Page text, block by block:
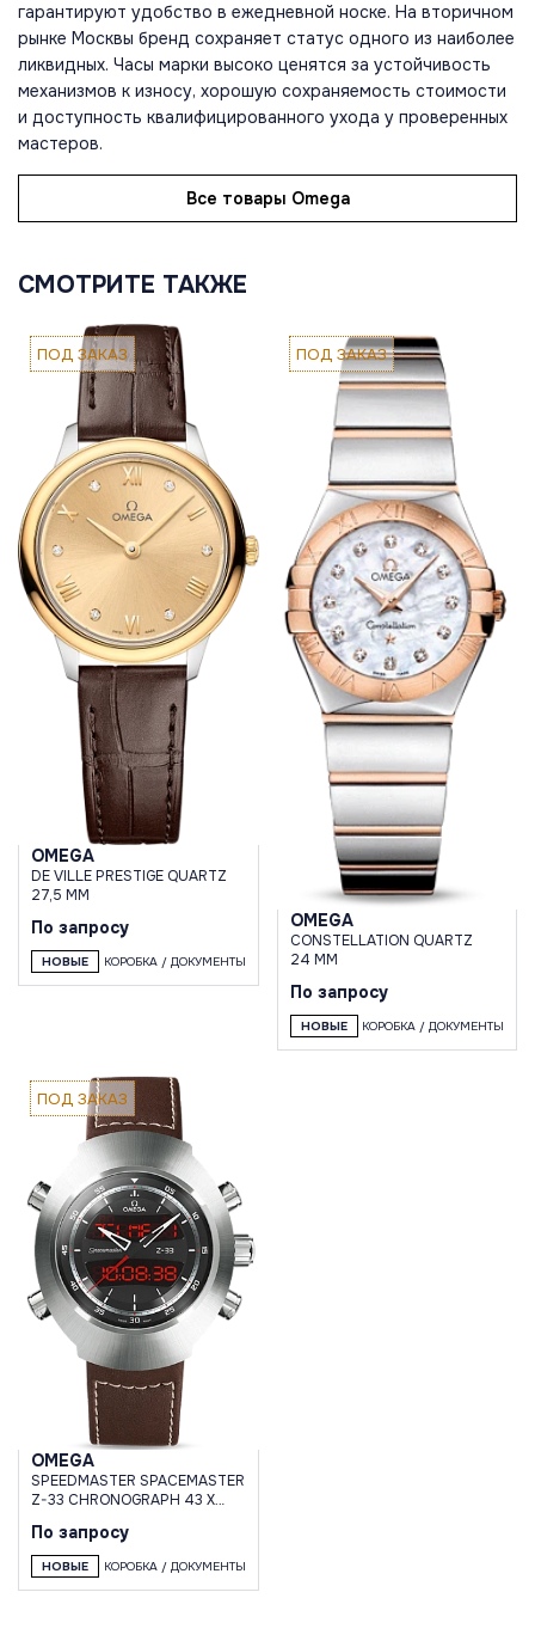
гарантируют удобство в ежедневной носке. На вторичном
рынке Москвы бренд сохраняет статус одного из наиболее
ликвидных. Часы марки высоко ценятся за устойчивость
механизмов к износу, хорошую сохраняемость стоимости
и доступность квалифицированного ухода у проверенных
мастеров.
Все товары Omega
СМОТРИТЕ ТАКЖЕ
ПОД ЗАКАЗ
OMEGA
DE VILLE PRESTIGE QUARTZ
27,5 MM
По запросу
НОВЫЕ КОРОБКА / ДОКУМЕНТЫ
ПОД ЗАКАЗ
OMEGA
CONSTELLATION QUARTZ
24 MM
По запросу
НОВЫЕ КОРОБКА / ДОКУМЕНТЫ
ПОД ЗАКАЗ
OMEGA
SPEEDMASTER SPACEMASTER
Z-33 CHRONOGRAPH 43 X
По запросу
НОВЫЕ КОРОБКА / ДОКУМЕНТЫ